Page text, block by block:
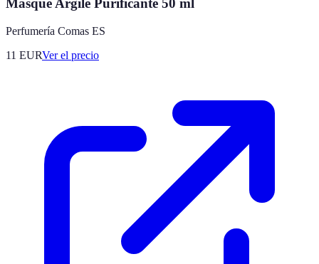
Masque Argile Purificante 50 ml
Perfumería Comas ES
11 EURVer el precio